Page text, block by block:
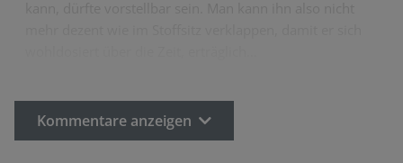
Kommentare anzeigen